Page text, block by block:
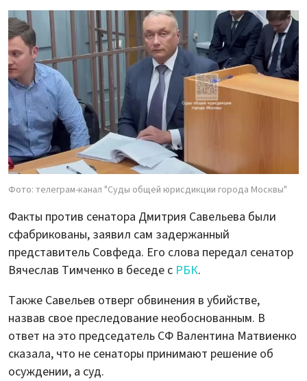
Фото: телеграм-канал "Суды общей юрисдикции города Москвы"
Факты против сенатора Дмитрия Савельева были
сфабрикованы, заявил сам задержанный
представитель Совфеда. Его слова передал сенатор
Вячеслав Тимченко в беседе с РБК.
Также Савельев отверг обвинения в убийстве,
назвав свое преследование необоснованным. В
ответ на это председатель СФ Валентина Матвиенко
сказала, что не сенаторы принимают решение об
осуждении, а суд.